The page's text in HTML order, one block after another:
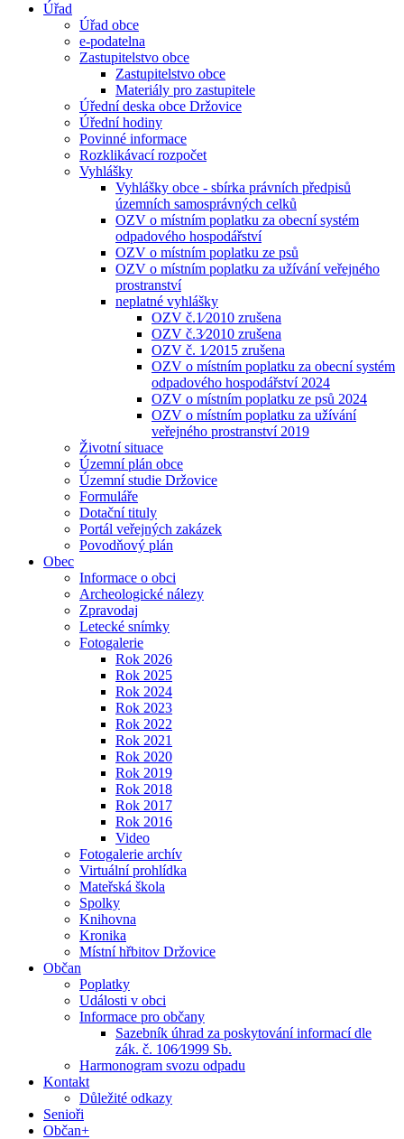
Úřad
Úřad obce
e-podatelna
Zastupitelstvo obce
Zastupitelstvo obce
Materiály pro zastupitele
Úřední deska obce Držovice
Úřední hodiny
Povinné informace
Rozklikávací rozpočet
Vyhlášky
Vyhlášky obce - sbírka právních předpisů
územních samosprávných celků
OZV o místním poplatku za obecní systém
odpadového hospodářství
OZV o místním poplatku ze psů
OZV o místním poplatku za užívání veřejného
prostranství
neplatné vyhlášky
OZV č.1⁄2010 zrušena
OZV č.3⁄2010 zrušena
OZV č. 1⁄2015 zrušena
OZV o místním poplatku za obecní systém
odpadového hospodářství 2024
OZV o místním poplatku ze psů 2024
OZV o místním poplatku za užívání
veřejného prostranství 2019
Životní situace
Územní plán obce
Územní studie Držovice
Formuláře
Dotační tituly
Portál veřejných zakázek
Povodňový plán
Obec
Informace o obci
Archeologické nálezy
Zpravodaj
Letecké snímky
Fotogalerie
Rok 2026
Rok 2025
Rok 2024
Rok 2023
Rok 2022
Rok 2021
Rok 2020
Rok 2019
Rok 2018
Rok 2017
Rok 2016
Video
Fotogalerie archív
Virtuální prohlídka
Mateřská škola
Spolky
Knihovna
Kronika
Místní hřbitov Držovice
Občan
Poplatky
Události v obci
Informace pro občany
Sazebník úhrad za poskytování informací dle
zák. č. 106⁄1999 Sb.
Harmonogram svozu odpadu
Kontakt
Důležité odkazy
Senioři
Občan+